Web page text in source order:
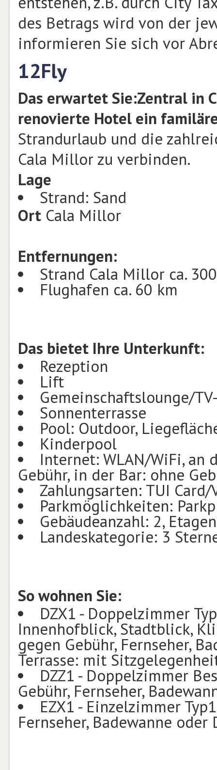
des Betrags wird von der
informieren Sie sich vor
12Fly
Das erwartet Sie:Zentral in
renovierte Hotel ein
Strandurlaub und die
Cala Millor zu verbinden.
Lage
Strand: Sand
Ort Cala Millor
Entfernungen:
Strand Cala Millor ca.
Flughafen ca. 60 km
Das bietet Ihre Unterkunft:
Rezeption
Lift
Gemeinschaftslounge/
Sonnenterrasse
Pool: Outdoor,
Kinderpool
Internet: WLAN/WiFi, an
Gebühr, in der Bar: ohne
Zahlungsarten: TUI Card/
Parkmöglichkeiten:
Gebäudeanzahl: 2,
Landeskategorie: 3
So wohnen Sie:
DZX1 - Doppelzimmer
Innenhofblick, Stadtblick,
gegen Gebühr, Fernseher,
Terrasse: mit
DZZ1 - Doppelzimmer
Gebühr, Fernseher,
EZX1 - Einzelzimmer
Fernseher, Badewanne oder